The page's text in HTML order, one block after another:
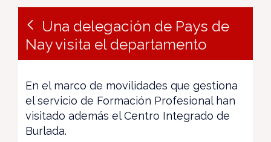
Una delegación de Pays de
Nay visita el departamento
En el marco de movilidades que gestiona
el servicio de Formación Profesional han
visitado además el Centro Integrado de
Burlada.